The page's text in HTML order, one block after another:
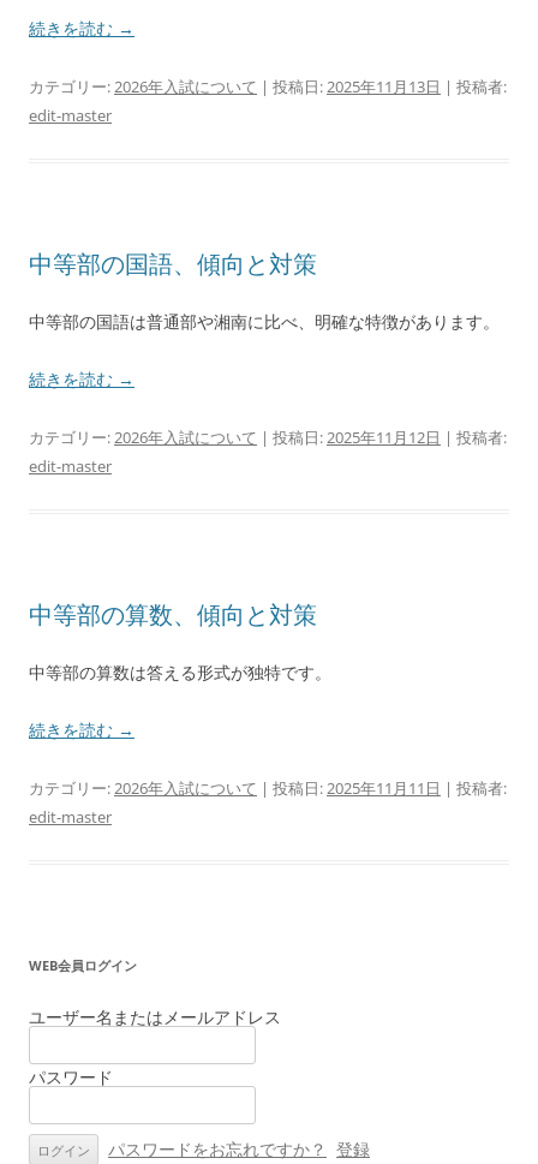
続きを読む →
カテゴリー:2026年入試について | 投稿日:2025年11月13日 | 投稿者:
edit-master
中等部の国語、傾向と対策
中等部の国語は普通部や湘南に比べ、明確な特徴があります。
続きを読む →
カテゴリー:2026年入試について | 投稿日:2025年11月12日 | 投稿者:
edit-master
中等部の算数、傾向と対策
中等部の算数は答える形式が独特です。
続きを読む →
カテゴリー:2026年入試について | 投稿日:2025年11月11日 | 投稿者:
edit-master
WEB会員ログイン
ユーザー名またはメールアドレス
パスワード
パスワードをお忘れですか？ 登録